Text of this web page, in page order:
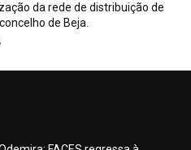
da rede de distribuição de
de Beja.